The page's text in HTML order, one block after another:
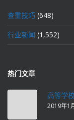
查重技巧 (648)
行业新闻 (1,552)
热门文章
高等学
2019年1